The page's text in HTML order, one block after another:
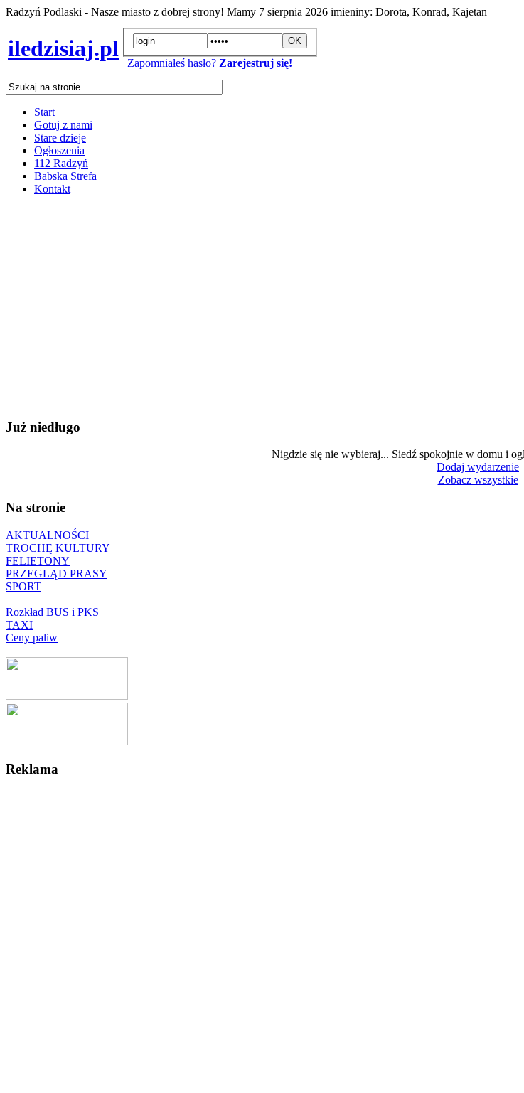
Radzyń Podlaski - Nasze miasto z dobrej strony! Mamy 7 sierpnia 2026 imieniny: Dorota, Konrad, Kajetan
iledzisiaj.pl
Zapomniałeś hasło? Zarejestruj się!
Start
Gotuj z nami
Stare dzieje
Ogłoszenia
112 Radzyń
Babska Strefa
Kontakt
Już niedługo
Nigdzie się nie wybieraj... Siedź spokojnie w domu i
Dodaj wydarzenie
Zobacz wszystkie
Na stronie
AKTUALNOŚCI
TROCHĘ KULTURY
FELIETONY
PRZEGLĄD PRASY
SPORT
Rozkład BUS i PKS
TAXI
Ceny paliw
Reklama